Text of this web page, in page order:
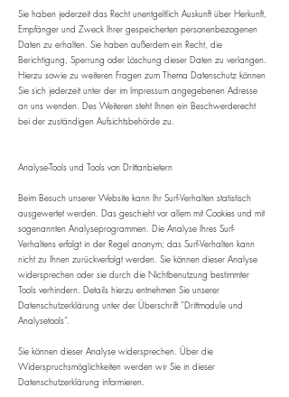
Sie haben jederzeit das Recht unentgeltlich Auskunft über Herkunft,
Empfänger und Zweck Ihrer gespeicherten personenbezogenen
Daten zu erhalten. Sie haben außerdem ein Recht, die
Berichtigung, Sperrung oder Löschung dieser Daten zu verlangen.
Hierzu sowie zu weiteren Fragen zum Thema Datenschutz können
Sie sich jederzeit unter der im Impressum angegebenen Adresse
an uns wenden. Des Weiteren steht Ihnen ein Beschwerderecht
bei der zuständigen Aufsichtsbehörde zu.
Analyse-Tools und Tools von Drittanbietern
Beim Besuch unserer Website kann Ihr Surf-Verhalten statistisch
ausgewertet werden. Das geschieht vor allem mit Cookies und mit
sogenannten Analyseprogrammen. Die Analyse Ihres Surf-
Verhaltens erfolgt in der Regel anonym; das Surf-Verhalten kann
nicht zu Ihnen zurückverfolgt werden. Sie können dieser Analyse
widersprechen oder sie durch die Nichtbenutzung bestimmter
Tools verhindern. Details hierzu entnehmen Sie unserer
Datenschutzerklärung unter der Überschrift “Drittmodule und
Analysetools”.
Sie können dieser Analyse widersprechen. Über die
Widerspruchsmöglichkeiten werden wir Sie in dieser
Datenschutzerklärung informieren.